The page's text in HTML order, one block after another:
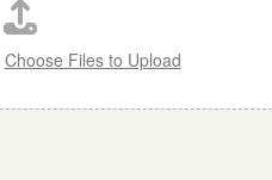
Choose Files to Upload